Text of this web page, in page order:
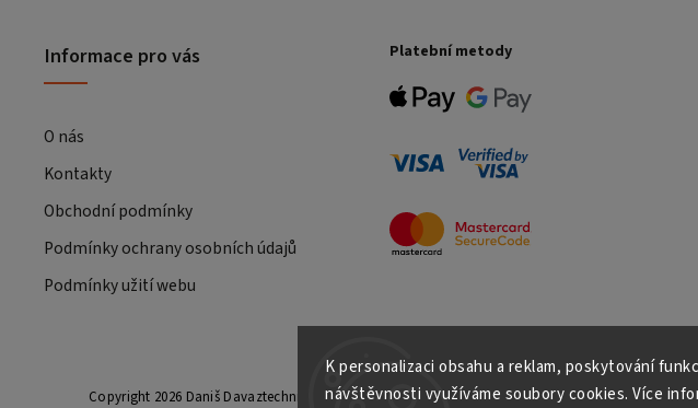
K personalizaci obsahu a reklam, poskytování
návštěvnosti využíváme soubory cookies. Více
Informace pro vás
O nás
Kontakty
Obchodní podmínky
Podmínky ochrany osobních údajů
Podmínky užití webu
Platební metody
Copyright 2026 Daniš Davaztechnik . Všechna práva vyhrazena.